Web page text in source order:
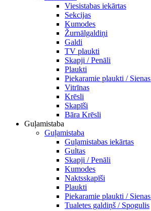
Viesistabas iekārtas
Sekcijas
Kumodes
Žurnālgaldiņi
Galdi
TV plaukti
Skapji / Penāli
Plaukti
Piekaramie plaukti /
Vitrīnas
Krēsli
Skapīši
Bāra Krēsli
Guļamistaba
Guļamistaba
Guļamistabas iekārtas
Gultas
Skapji / Penāli
Kumodes
Naktsskapīši
Plaukti
Piekaramie plaukti /
Tualetes galdiņš / Spogulis